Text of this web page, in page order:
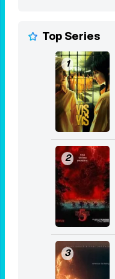
Top Series
1
2
3